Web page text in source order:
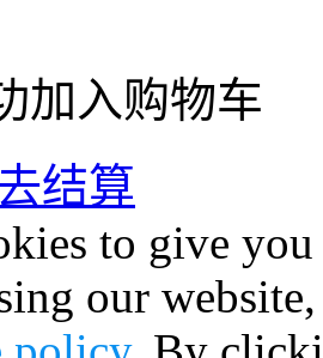
加入购物车
结算
to give
our